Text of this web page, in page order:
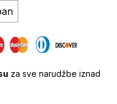
za sve narudžbe iznad